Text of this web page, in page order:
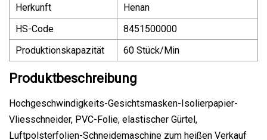
Herkunft
Henan
HS-Code
8451500000
Produktionskapazität
60 Stück/Min
Produktbeschreibung
Hochgeschwindigkeits-Gesichtsmasken-Isolierpapier-
Vliesschneider, PVC-Folie, elastischer Gürtel,
Luftpolsterfolien-Schneidemaschine zum heißen Verkauf